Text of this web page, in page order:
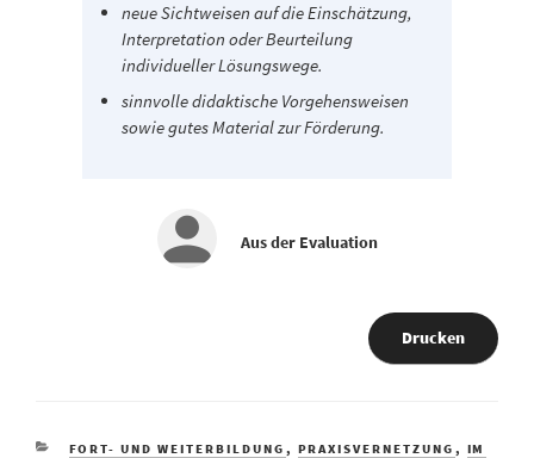
neue Sichtweisen auf die Einschätzung,
Interpretation oder Beurteilung
individueller Lösungswege.
sinnvolle didaktische Vorgehensweisen
sowie gutes Material zur Förderung.
Aus der Evaluation
Drucken
FORT- UND WEITERBILDUNG , PRAXISVERNETZUNG , IM